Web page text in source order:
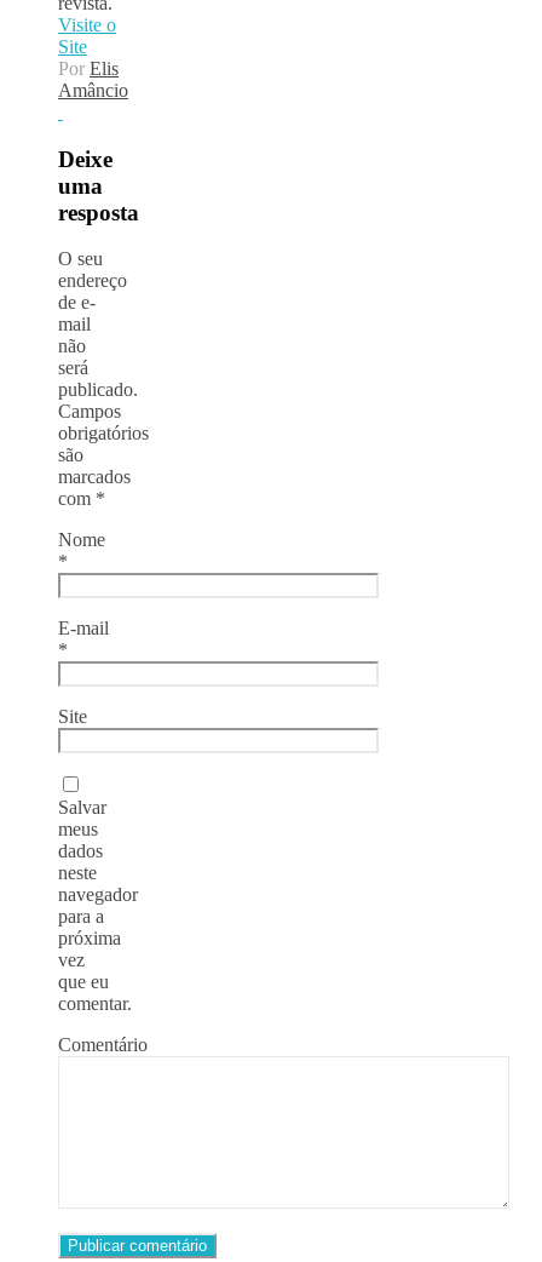
Visite o
Site
Por Elis
Amâncio
Deixe
uma
resposta
O seu
endereço
de e-
mail
não
será
publicado.
Campos
obrigatórios
são
marcados
com *
Nome
*
E-mail
*
Site
Salvar
meus
dados
neste
navegador
para a
próxima
vez
que eu
comentar.
Comentário